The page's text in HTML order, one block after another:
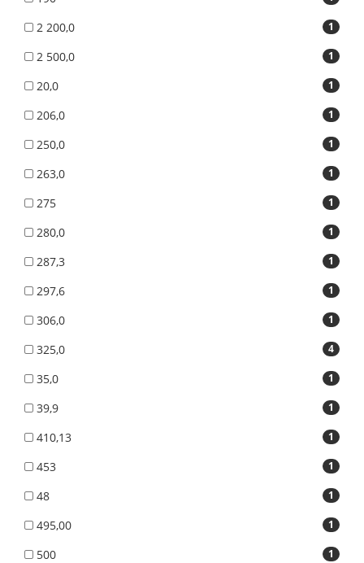
1
2 200,0
1
2 500,0
1
20,0
1
206,0
1
250,0
1
263,0
1
275
1
280,0
1
287,3
1
297,6
1
306,0
4
325,0
1
35,0
1
39,9
1
410,13
1
453
1
48
1
495,00
1
500